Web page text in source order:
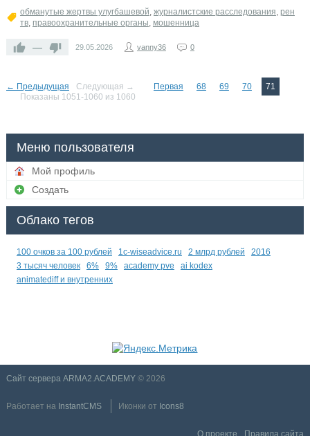
обманутые жертвы улугбашевой, журналистские расследования, рен
тв, правоохранительные органы, мошенница
— 29.05.2026 vanny36 0
← Предыдущая Следующая → Первая 68 69 70
71
Показаны 1051-1060 из 1060
Меню пользователя
Мой профиль
Создать
Облако тегов
100 очков за 100 рублей 1c-wiseadvice.ru 2 млрд рублей
2016
3 тысяч человек
6% 9% academy pve
ai kodex
animatediff и внутренних
Сайт сервера ARMA2.ACADEMY© 2026
Работает на InstantCMS Иконки от Icons8
О проекте Правила сайта